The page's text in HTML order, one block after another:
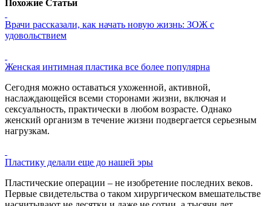
Похожие Статьи
Врачи рассказали, как начать новую жизнь: ЗОЖ с
удовольствием
Женская интимная пластика все более популярна
Сегодня можно оставаться ухоженной, активной,
наслаждающейся всеми сторонами жизни, включая и
сексуальность, практически в любом возрасте. Однако
женский организм в течение жизни подвергается серьезным
нагрузкам.
Пластику делали еще до нашей эры
Пластические операции – не изобретение последних веков.
Первые свидетельства о таком хирургическом вмешательстве